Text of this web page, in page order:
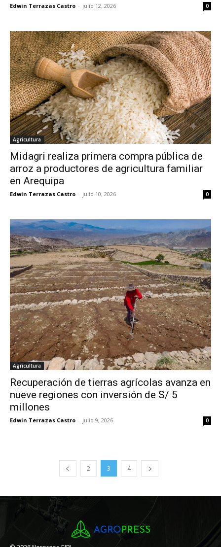
Edwin Terrazas Castro - julio 12, 2026 0
Agricultura
Midagri realiza primera compra pública de
arroz a productores de agricultura familiar
en Arequipa
Edwin Terrazas Castro - julio 10, 2026 0
Agricultura
Recuperación de tierras agrícolas avanza en
nueve regiones con inversión de S/ 5
millones
Edwin Terrazas Castro - julio 9, 2026 0
2 3 4